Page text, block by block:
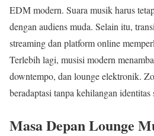
EDM modern. Suara musik harus
dengan audiens muda. Selain itu,
streaming dan platform online
Terlebih lagi, musisi modern
downtempo, dan lounge elektronik.
beradaptasi tanpa kehilangan identitas
Masa Depan Lounge